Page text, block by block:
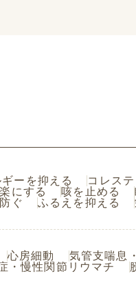
ーを抑える コレス
にする 咳を止める
ぐ ふるえを抑える
心房細動 気管支喘息
・慢性関節リウマチ